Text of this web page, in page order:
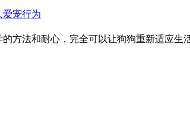
方法和耐心，完全可以让狗狗重新适应